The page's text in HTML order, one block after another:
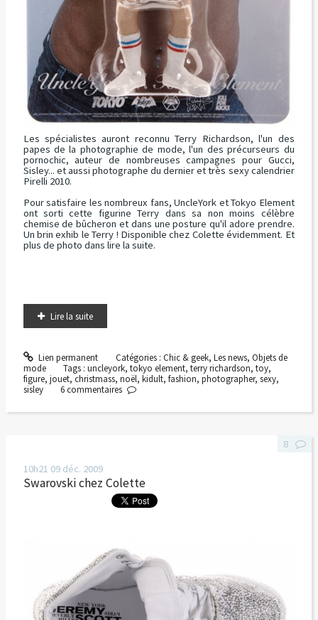
Les spécialistes auront reconnu Terry Richardson, l'un des
papes de la photographie de mode, l'un des précurseurs du
pornochic, auteur de nombreuses campagnes pour Gucci,
Sisley... et aussi photographe du dernier et très sexy calendrier
Pirelli 2010.
Pour satisfaire les nombreux fans, UncleYork et Tokyo Element
ont sorti cette figurine Terry dans sa non moins célèbre
chemise de bûcheron et dans une posture qu'il adore prendre.
Un brin exhib le Terry ! Disponible chez Colette évidemment. Et
plus de photo dans lire la suite.
Lire la suite
Lien permanent Catégories : Chic & geek, Les news, Objets de
mode
Tags :uncleyork,tokyo element,terry richardson,toy,
figure, jouet, christmass, noël, kidult, fashion, photographer, sexy,
sisley
6commentaires
10h21 09 déc. 2009
Swarovski chez Colette
8